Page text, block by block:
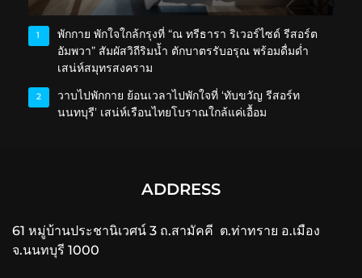
1
พักกาย พักใจใกล้กรุงที่ “ณ ทรีธารา ริเวอร์ไซด์ รีสอร์ต
อัมพวา” สัมผัสวิถีริมน้ำ ตักบาตรรับอรุณ พร้อมดื่มด่ำ
เสน่ห์สมุทรสงคราม
2
วาบไปพักกาย ย้อนเวลาไปพักใจที่ ‘ทับขวัญ รีสอร์ท
นนทบุรี’ เสน่ห์เรือนไทยโบราณใกล้แค่เอื้อม
ADDRESS
61 หมู่บ้านประชานิเวศน์ 3 ถ.สามัคคี ต.ท่าทราย อ.เมือง
จ.นนทบุรี 1000